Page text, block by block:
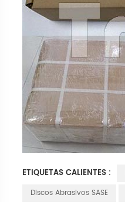
ETIQUETAS CALIENTES :
Discos Abrasivos SASE